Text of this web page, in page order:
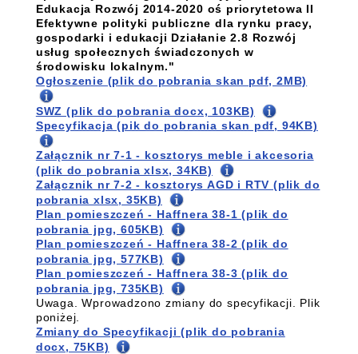
Edukacja Rozwój 2014-2020 oś priorytetowa II
Efektywne polityki publiczne dla rynku pracy,
gospodarki i edukacji Działanie 2.8 Rozwój
usług społecznych świadczonych w
środowisku lokalnym."
Ogłoszenie (plik do pobrania skan pdf, 2MB)
SWZ (plik do pobrania docx, 103KB)
Specyfikacja (pik do pobrania skan pdf, 94KB)
Załącznik nr 7-1 - kosztorys meble i akcesoria
(plik do pobrania xlsx, 34KB)
Załącznik nr 7-2 - kosztorys AGD i RTV (plik do
pobrania xlsx, 35KB)
Plan pomieszczeń - Haffnera 38-1 (plik do
pobrania jpg, 605KB)
Plan pomieszczeń - Haffnera 38-2 (plik do
pobrania jpg, 577KB)
Plan pomieszczeń - Haffnera 38-3 (plik do
pobrania jpg, 735KB)
Uwaga. Wprowadzono zmiany do specyfikacji. Plik
poniżej.
Zmiany do Specyfikacji (plik do pobrania
docx, 75KB)